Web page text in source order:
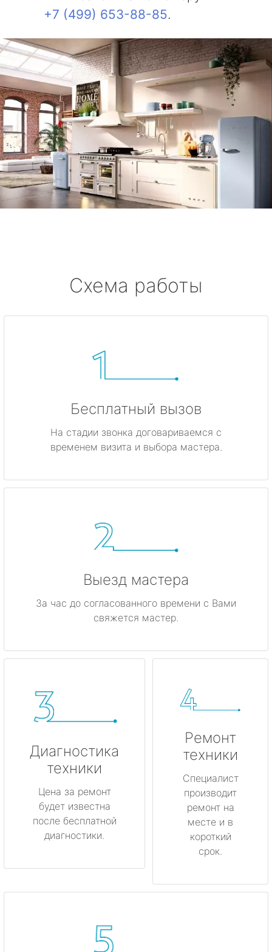
+7 (499) 653-88-85.
Схема работы
Бесплатный вызов
На стадии звонка договариваемся с
временем визита и выбора мастера.
Выезд мастера
За час до согласованного времени с Вами
свяжется мастер.
Диагностика
техники
Цена за ремонт
будет известна
после бесплатной
диагностики.
Ремонт
техники
Специалист
производит
ремонт на
месте и в
короткий
срок.